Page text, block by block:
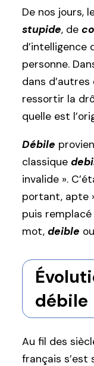
De nos jours,
stupide, de
d’intelligence
personne.
dans
ressortir la
quelle est
Débile
classique
invalide ».
portant, apte
puis
mot, deible ou
débile
Au fil des
français s’est